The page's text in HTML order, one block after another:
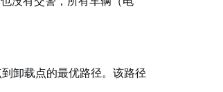
卸载点的最优路径。该路径